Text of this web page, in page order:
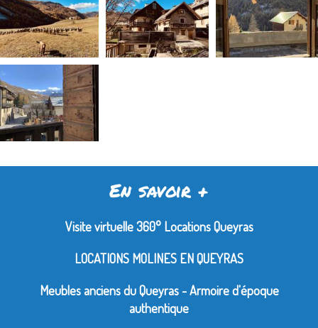
En savoir +
Visite virtuelle 360° Locations Queyras
LOCATIONS MOLINES EN QUEYRAS
Meubles anciens du Queyras - Armoire d'époque
authentique